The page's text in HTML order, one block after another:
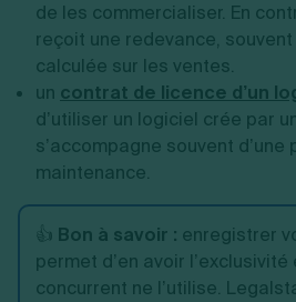
de les commercialiser. En
reçoit une redevance,
calculée sur les ventes.
un contrat de licence d’un
d’utiliser un logiciel crée par
s’accompagne souvent
maintenance.
👍 Bon à savoir : enregistrer
permet d’en avoir l’exclusivité
concurrent ne l’utilise.